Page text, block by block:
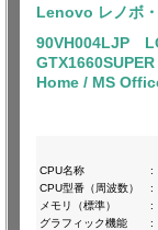
Lenovo レノボ
90VH004LJP
Home / MS
CPU名称
:
CPU型番（周波数）
:
メモリ（標準）
:
グラフィック機能
: